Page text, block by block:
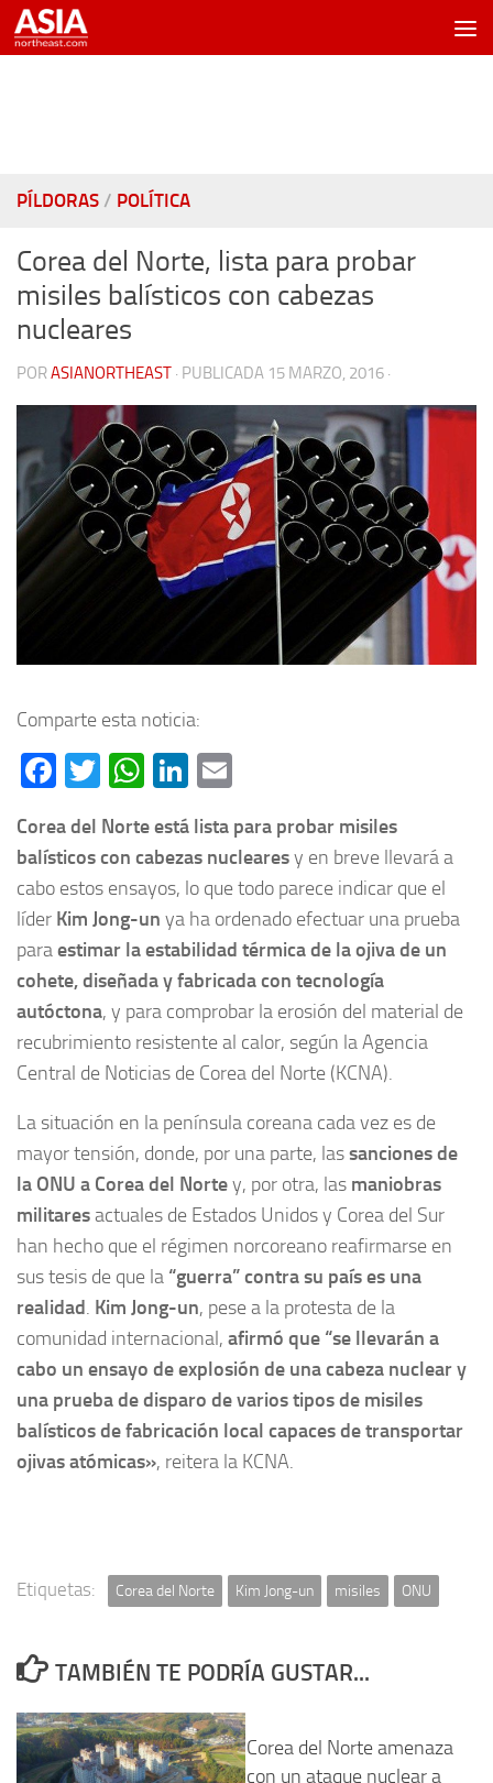
Saltar al contenido
PÍLDORAS / POLÍTICA
Corea del Norte, lista para probar
misiles balísticos con cabezas
nucleares
PORASIANORTHEAST · PUBLICADA 15 MARZO, 2016 ·
Comparte esta noticia:
Facebook
Twitter
WhatsApp
LinkedIn
Corea del Norte está lista para probar misiles
balísticos con cabezas nuclearesy en breve llevará a
cabo estos ensayos, lo que todo parece indicar que el
líder Kim Jong-un ya ha ordenado efectuar una prueba
paraestimar la estabilidad térmica de la ojiva de un
cohete, diseñada y fabricada con tecnología
autóctona, y para comprobar la erosión del material de
recubrimiento resistente al calor, según la Agencia
Central de Noticias de Corea del Norte (KCNA).
La situación en la península coreana cada vez es de
mayor tensión, donde, por una parte, lassanciones de
la ONU a Corea del Nortey, por otra, las maniobras
militaresactuales de Estados Unidos y Corea del Sur
han hecho que el régimen norcoreano reafirmarse en
sus tesis de que la “guerra” contra su país es una
realidad. Kim Jong-un, pese a la protesta de la
comunidad internacional, afirmó que “se llevarán a
cabo un ensayo de explosión de una cabeza nuclear y
una prueba de disparo de varios tipos de misiles
balísticos de fabricación local capaces de transportar
ojivas atómicas», reitera la KCNA.
Etiquetas: Corea del Norte Kim Jong-un misiles ONU
TAMBIÉN TE PODRÍA GUSTAR...
Corea del Norte amenaza
con un ataque nuclear a